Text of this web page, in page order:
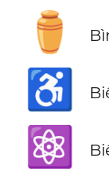
⚱️
♿
⚛️